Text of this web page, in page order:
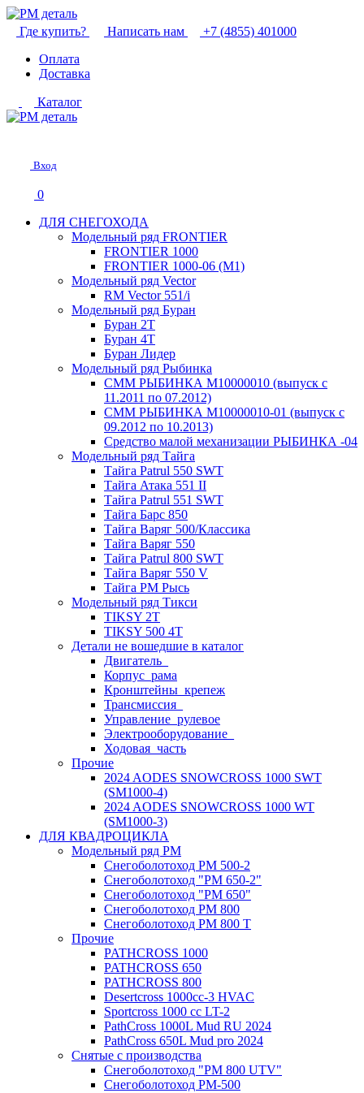
Где купить? Написать нам
+7 (4855) 401000
Оплата
Доставка
Каталог
Вход
0
ДЛЯ СНЕГОХОДА
Модельный ряд FRONTIER
FRONTIER 1000
FRONTIER 1000-06 (М1)
Модельный ряд Vector
RM Vector 551/i
Модельный ряд Буран
Буран 2Т
Буран 4Т
Буран Лидер
Модельный ряд Рыбинка
СММ РЫБИНКА M10000010 (выпуск с
11.2011 по 07.2012)
СММ РЫБИНКА M10000010-01 (выпуск с
09.2012 по 10.2013)
Средство малой механизации РЫБИНКА -04
Модельный ряд Тайга
Тайга Patrul 550 SWT
Тайга Атака 551 II
Тайга Patrul 551 SWT
Тайга Барс 850
Тайга Варяг 500/Классика
Тайга Варяг 550
Тайга Patrul 800 SWT
Тайга Варяг 550 V
Тайга РМ Рысь
Модельный ряд Тикси
TIKSY 2T
TIKSY 500 4T
Детали не вошедшие в каталог
Двигатель_
Корпус_рама
Кронштейны_крепеж
Трансмиссия_
Управление_рулевое
Электрооборудование_
Ходовая_часть
Прочие
2024 AODES SNOWCROSS 1000 SWT
(SM1000-4)
2024 AODES SNOWCROSS 1000 WT
(SM1000-3)
ДЛЯ КВАДРОЦИКЛА
Модельный ряд РМ
Снегоболотоход РМ 500-2
Снегоболотоход "РМ 650-2"
Снегоболотоход "РМ 650"
Снегоболотоход РМ 800
Снегоболотоход РМ 800 Т
Прочие
PATHCROSS 1000
PATHCROSS 650
PATHCROSS 800
Desertcross 1000cc-3 HVAC
Sportcross 1000 cc LT-2
PathCross 1000L Mud RU 2024
PathCross 650L Mud pro 2024
Снятые с производства
Снегоболотоход "РМ 800 UTV"
Снегоболотоход РМ-500